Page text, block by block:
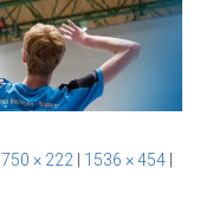
750 × 222 | 1536 × 454 |